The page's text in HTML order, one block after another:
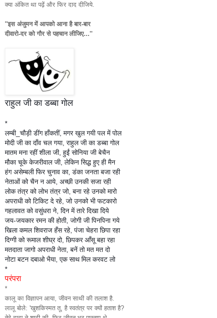
क्या अंकित था पढ़ें और फिर दाद दीजिये.
''इस अंजुमन में आपको आना है बार-बार
दीवारो-दर को गौर से पहचान लीजिए...''
राहुल जी का डब्बा गोल
*
लम्बी_चौड़ी डींग हाँकतीं, मगर खुल गयी पल में पोल
मोदी जी का दाँव चल गया, राहुल जी का डब्बा गोल
मातम मना रहीं शीला जी, हुईं सोनिया जी बेचैन
मौका चूके केजरीवाल जी, लेकिन सिद्ध हुए ही मैन
हंग असेम्बली फिर चुनाव का, डंका जनता बजा रही
नेताओं को चैन न आये, अच्छी उनकी सजा रही
लोक तंत्र को लोभ तंत्र जो, बना रहे उनको मारो
अपराधी को टिकिट दे रहे, जो उनको भी फटकारो
गहलावत को वसुंधरा ने, दिन में तारे दिखा दिये
जय-जयकार रमन की होती, जोगी जी पिनपिना गये
खिला कमल शिवराज हँस रहे, पंजा चेहरा छिपा रहा
दिग्गी को रूमाल शीघ्र दो, छिपकर आँसू बहा रहा
मतदाता जागो अपराधी नेता, बनें तो मत मत दो
नोटा बटन दबाओ भैया, एक साथ मिल करवट लो
*
परंपरा
*
कालू का विज्ञापन आया, जीवन साथी की तलाश है.
लालू बोले: 'खुशकिस्मत तू, है स्वतंत्र पर क्यों हताश है?